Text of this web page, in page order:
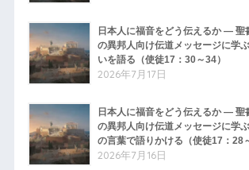
日本人に福音をどう伝えるか ― 聖
の異邦人向け伝道メッセージに学
いを語る（使徒17：30～34）
2026年7月17日
日本人に福音をどう伝えるか ― 聖
の異邦人向け伝道メッセージに学
の言葉で語りかける（使徒17：28
2026年7月16日